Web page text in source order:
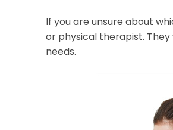
If you are unsure about
or physical therapist.
needs.